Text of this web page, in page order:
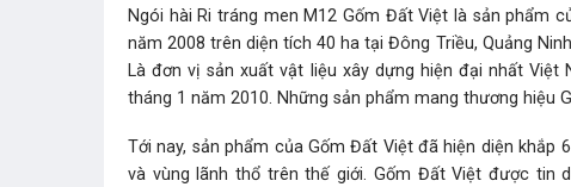
Ngói hài Ri tráng men M12 Gốm Đất Việt là sản phẩm
năm 2008 trên diện tích 40 ha tại Đông Triều, Quảng
Là đơn vị sản xuất vật liệu xây dựng hiện đại nhất
tháng 1 năm 2010. Những sản phẩm mang thương
Tới nay, sản phẩm của Gốm Đất Việt đã hiện diện
và vùng lãnh thổ trên thế giới. Gốm Đất Việt được tin